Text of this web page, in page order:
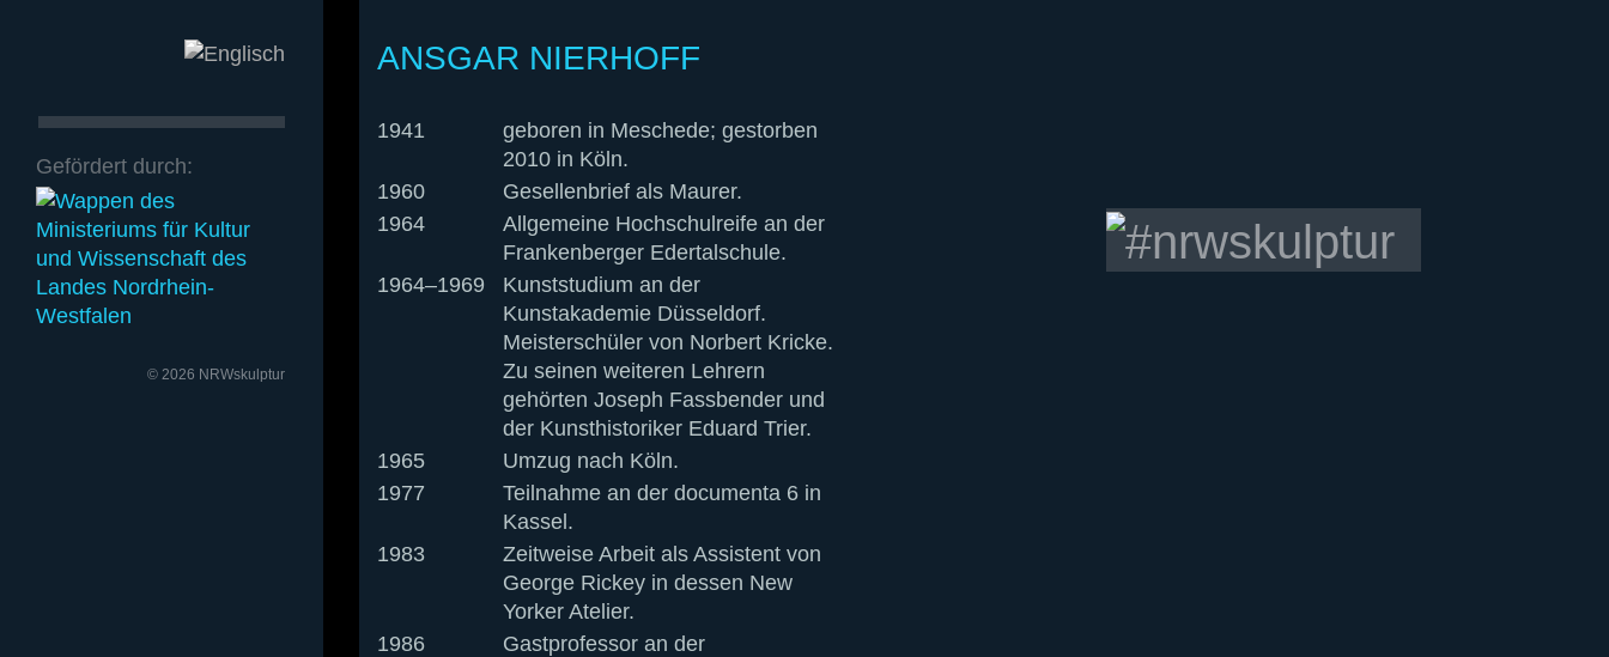
Gefördert durch:
© 2026 NRWskulptur
ANSGAR NIERHOFF
1941
geboren in Meschede; gestorben
2010 in Köln.
1960
Gesellenbrief als Maurer.
1964
Allgemeine Hochschulreife an der
Frankenberger Edertalschule.
1964–1969
Kunststudium an der
Kunstakademie Düsseldorf.
Meisterschüler von Norbert Kricke.
Zu seinen weiteren Lehrern
gehörten Joseph Fassbender und
der Kunsthistoriker Eduard Trier.
1965
Umzug nach Köln.
1977
Teilnahme an der documenta 6 in
Kassel.
1983
Zeitweise Arbeit als Assistent von
George Rickey in dessen New
Yorker Atelier.
1986
Gastprofessor an der